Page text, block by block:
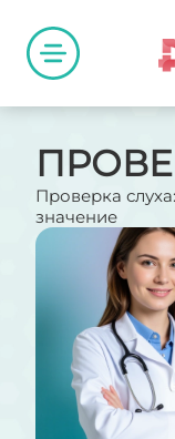
Проверка
значение